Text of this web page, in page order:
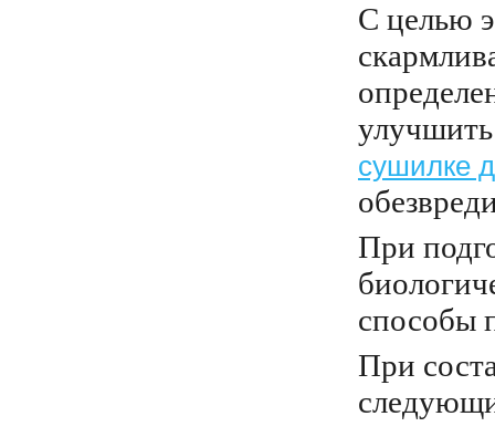
С целью
сушилке
При
способы
При